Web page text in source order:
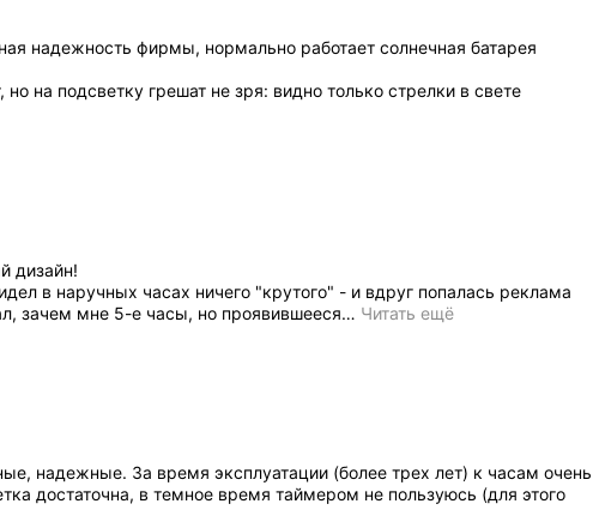
надежность фирмы, нормально работает солнечная батарея
но на подсветку грешат не зря: видно только стрелки в свете
дизайн!
в наручных часах ничего "крутого" - и вдруг попалась реклама
зачем мне 5-е часы, но проявившееся… Читать ещё
надежные. За время эксплуатации (более трех лет) к часам очень
достаточна, в темное время таймером не пользуюсь (для этого